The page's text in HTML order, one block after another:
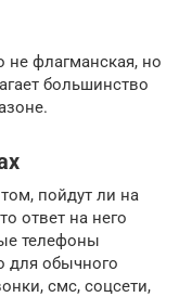
не флагманская, но
большинство
пойдут ли на
ответ на него
телефоны
для обычного
смс, соцсети,